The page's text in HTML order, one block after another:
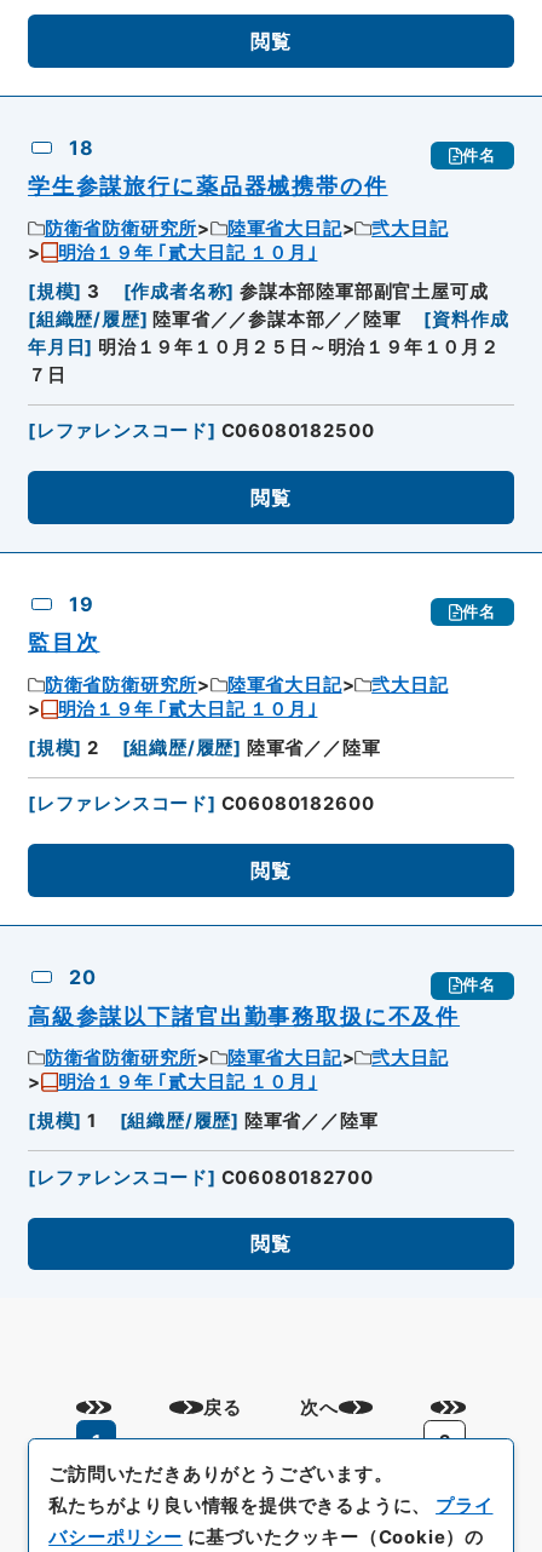
閲覧
18 件名
学生参謀旅行に薬品器械携帯の件
防衛省防衛研究所 陸軍省大日記
弐大日記
明治１９年 ｢貳大日記 １０月｣
[規模] 3 [作成者名称] 参謀本部陸軍部副官土屋可成
[組織歴/履歴] 陸軍省／／参謀本部／／陸軍 [資料作成
年月日] 明治１９年１０月２５日～明治１９年１０月２
７日
[レファレンスコード] C06080182500
閲覧
19 件名
監目次
防衛省防衛研究所 陸軍省大日記
弐大日記
明治１９年 ｢貳大日記 １０月｣
[規模] 2 [組織歴/履歴] 陸軍省／／陸軍
[レファレンスコード] C06080182600
閲覧
20 件名
高級参謀以下諸官出勤事務取扱に不及件
防衛省防衛研究所 陸軍省大日記
弐大日記
明治１９年 ｢貳大日記 １０月｣
[規模] 1 [組織歴/履歴] 陸軍省／／陸軍
[レファレンスコード] C06080182700
閲覧
戻る
1
2
次へ
ご訪問いただきありがとうございます。
私たちがより良い情報を提供できるように、 プライ
バシーポリシー に基づいたクッキー（Cookie）の